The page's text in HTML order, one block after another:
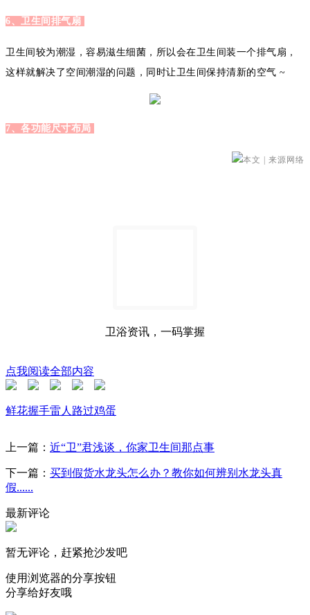
6、卫生间排气扇
卫生间较为潮湿，容易滋生细菌，所以会在卫生间装一个排气扇，
这样就解决了空间潮湿的问题，同时让卫生间保持清新的空气 ~
7、各功能尺寸布局
本文 | 来源网络
卫浴资讯，一码掌握
点我阅读全部内容
鲜花握手雷人 路过鸡蛋
上一篇： 近“卫”君浅谈，你家卫生间那点事
下一篇： 买到假货水龙头怎么办？教你如何辨别水龙头真
假......
最新评论
暂无评论，赶紧抢沙发吧
使用浏览器的分享按钮
分享给好友哦